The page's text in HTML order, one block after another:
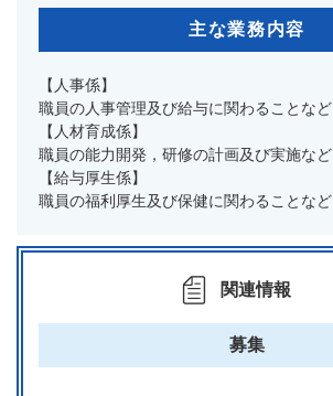
主な業務内容
【人事係】
職員の人事管理及び給与に関わることなど
【人材育成係】
職員の能力開発，研修の計画及び実施など
【給与厚生係】
職員の福利厚生及び保健に関わることなど
関連情報
募集